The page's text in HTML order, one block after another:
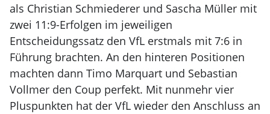
als Christian Schmiederer und Sascha Müller mit
zwei 11:9-Erfolgen im jeweiligen
Entscheidungssatz den VfL erstmals mit 7:6 in
Führung brachten. An den hinteren Positionen
machten dann Timo Marquart und Sebastian
Vollmer den Coup perfekt. Mit nunmehr vier
Pluspunkten hat der VfL wieder den Anschluss an